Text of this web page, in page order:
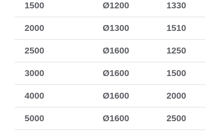
1500 Ø1200 1330
2000 Ø1300 1510
2500 Ø1600 1250
3000 Ø1600 1500
4000 Ø1600 2000
5000 Ø1600 2500